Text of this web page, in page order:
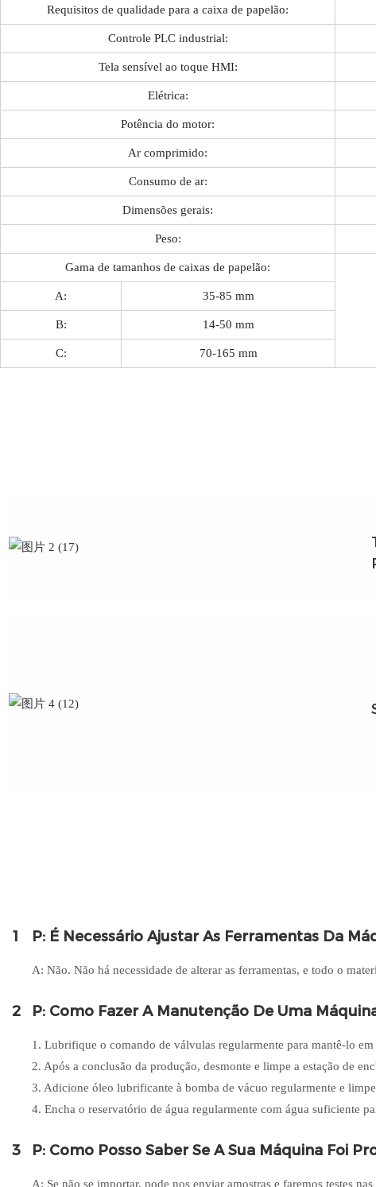
Requisitos de qualidade para a caixa de papelão:
Controle PLC industrial:
Tela sensível ao toque HMI:
Elétrica:
Potência do motor:
Ar comprimido:
Consumo de ar:
Dimensões gerais:
Peso:
Gama de tamanhos de caixas de papelão:
A: 35-85 mm
B: 14-50 mm
C: 70-165 mm
1 P: É Necessário Ajustar As Ferramentas Da
A: Não. Não há necessidade de alterar as ferramentas, e todo o
2 P: Como Fazer A Manutenção De Uma
1. Lubrifique o comando de válvulas regularmente para mantê-lo em
2. Após a conclusão da produção, desmonte e limpe a estação de
3. Adicione óleo lubrificante à bomba de vácuo regularmente e
4. Encha o reservatório de água regularmente com água suficiente
3 P: Como Posso Saber Se A Sua Máquina Foi
A: Se não se importar, pode nos enviar amostras e faremos testes